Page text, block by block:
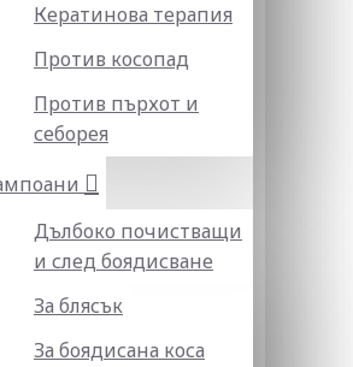
Кератинова терапия
Против косопад
Против пърхот и
себорея
Дълбоко почистващи
и след боядисване
За блясък
За боядисана коса